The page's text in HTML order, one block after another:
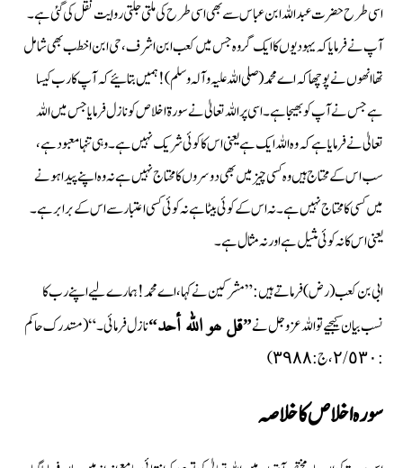
اسی طرح حضرت عبداللہ ابن عباس سے بھی اسی طرح کی ملتی جلتی روایت نقل کی گئی ہے ۔
آپ نے فرمایا کہ یہودیوں کا ایک گروہ جس میں کعب ابن اشرف، حی ابن اخطب بھی شامل
تھا انھوں نے پوچھا کہ اے محمد (صلی اللہ علیہ وآلہ وسلم) ! ہمیں بتائیے کہ آپ کا رب کیسا
ہے جس نے آپ کو بھیجا ہے۔ اسی پر اللہ تعالیٰ نے سورة اخلاص کو نازل فرمایا جس میں اللہ
تعالیٰ نے فرمایا ہے کہ وہ اللہ ایک ہے یعنی اس کا کوئی شریک نہیں ہے۔ وہی تنہا معبود ہے،
سب اس کے محتاج ہیں وہ کسی چیز میں بھی دوسروں کا محتاج نہیں ہے نہ وہ اپنے پیدا ہونے
میں کسی کا محتاج نہیں ہے۔ نہ اس کے کوئی بیٹا ہے نہ کوئی کسی اعتبار سے اس کے برابر ہے۔
یعنی اس کا نہ کوئی مثیل ہے اور نہ مثال ہے۔
ابی بن کعب (رض) فرماتے ہیں: ”مشرکین نے کہا، اے محمد ! ہمارے لیے اپنے رب کا
نسب بیان کیجیے تو اللہ عزوجل نے”قل ھو الله أحد“نازل فرمائی۔ “ (مستدرک حاکم
: ٢/٥٣٠، ج : ٣٩٨٨)
سورہ اخلاص كا خلاصہ